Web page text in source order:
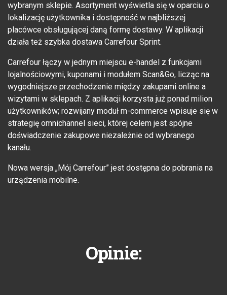
wybranym sklepie. Asortyment wyświetla się w oparciu o
lokalizację użytkownika i dostępność w najbliższej
placówce obsługującej daną formę dostawy. W aplikacji
działa też szybka dostawa Carrefour Sprint.
Carrefour łączy w jednym miejscu e-handel z funkcjami
lojalnościowymi, kuponami i modułem Scan&Go, licząc na
wygodniejsze przechodzenie między zakupami online a
wizytami w sklepach. Z aplikacji korzysta już ponad milion
użytkowników; rozwijany moduł m-commerce wpisuje się w
strategię omnichannel sieci, której celem jest spójne
doświadczenie zakupowe niezależnie od wybranego
kanału.
Nowa wersja „Mój Carrefour” jest dostępna do pobrania na
urządzenia mobilne.
Opinie: